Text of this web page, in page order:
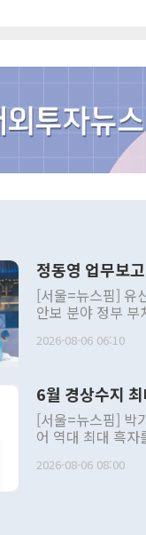
정동영 업무보
[서울=뉴스핌] 유
안보 분야 정부
발언 중에는 정부
주의적 희망에 근
관의 대북 정책 관
관 부처 장관이
관의 무리한 대북
다. [정동영 통일부 장관이 지난달 23일 오후 서울 종로구 정부서울청사에
2026-08-06 06:10
6월 경상수지
[서울=뉴스핌] 박
어 역대 최대 흑
료=한국은행] 한국은행이 6일 발표한 '2026년 6월 국제수지(잠정)'에 따르
2026-08-06 08:00